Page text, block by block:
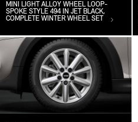
MINI LIGHT ALLOY WHEEL LOOP-
SPOKE STYLE 494 IN JET BLACK,
COMPLETE WINTER WHEEL SET